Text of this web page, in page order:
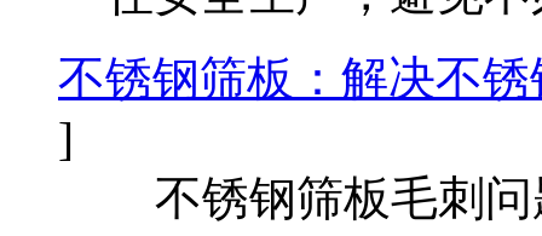
不锈钢筛板：解决不
]
不锈钢筛板毛刺问